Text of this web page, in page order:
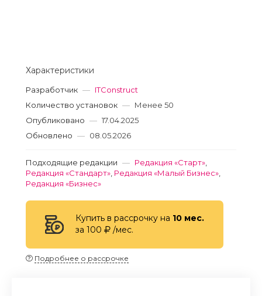
Характеристики
Разработчик — ITConstruct
Количество установок — Менее 50
Опубликовано — 17.04.2025
Обновлено — 08.05.2026
Подходящие редакции — Редакция «Старт»
Редакция «Стандарт» Редакция «Малый Бизнес»
Редакция «Бизнес»
Купить в рассрочку на 10 мес.
за 100
/мес.
Подробнее о рассрочке